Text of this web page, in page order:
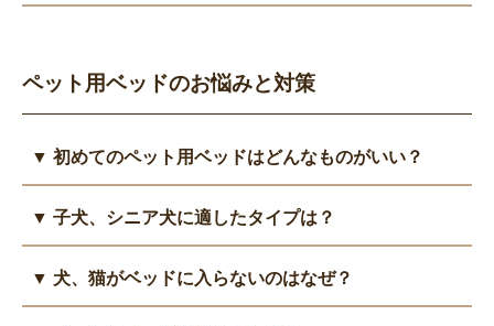
季節によってベッドを使い分け、愛犬の快適さを確保しましょ
う。
また、噛んでボロボロになったり、犬の習性で寝床を整えるため
ペットの健康と幸福を考え、必要に応じて定期的にベッドを買い
替えることをお勧めします。
ペット用ベッドのお悩みと対策
▼ 初めてのペット用ベッドはどんなものがいい？
うことで汚れたり、マットもへたって体を支えられなくなってき
ペットの大きさや季節、好みに合わせて選びましょう。
ベッドはペットの体に直接触れるので、洗濯できるものが望まし
▼ 子犬、シニア犬に適したタイプは？
ッドを選びましょう。
▼ 犬、猫がベッドに入らないのはなぜ？